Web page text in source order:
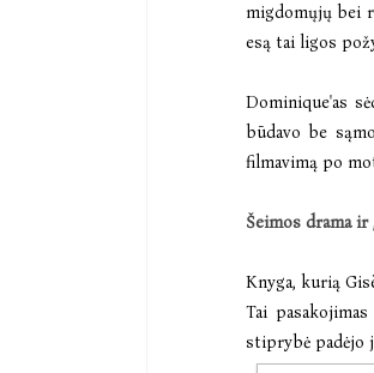
migdomųjų bei
esą tai ligos
Dominique'as
būdavo be
filmavimą po
Šeimos drama ir
Knyga, kurią
Tai
stiprybė padėjo